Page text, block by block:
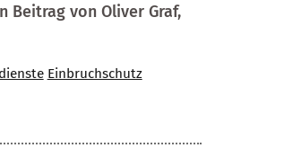
Beitrag von Oliver Graf,
Einbruchschutz